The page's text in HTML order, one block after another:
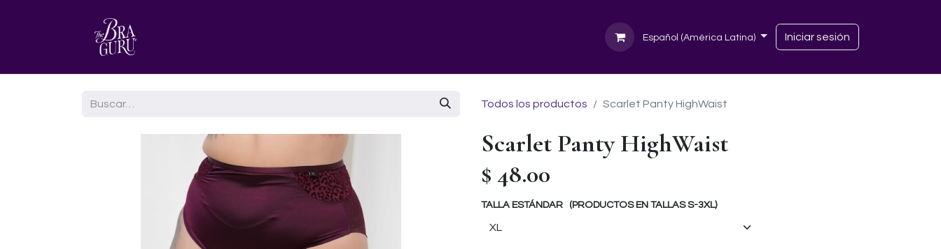
Español (América Latina) Iniciar sesión
Todos los productos Scarlet Panty HighWaist
Scarlet Panty HighWaist
$ 48.00
TALLA ESTÁNDAR (PRODUCTOS EN TALLAS S-3XL)